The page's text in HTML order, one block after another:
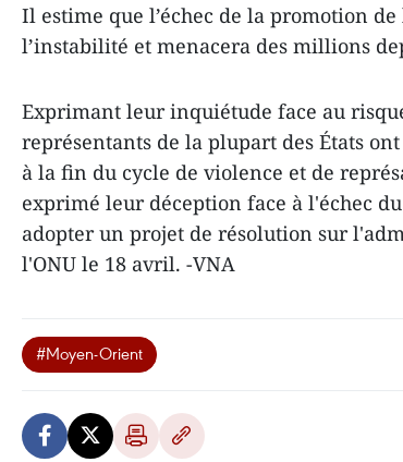
Il estime que l’échec de la promotion
l’instabilité et menacera des millions
Exprimant leur inquiétude face au
représentants de la plupart des États
à la fin du cycle de violence et de
exprimé leur déception face à l'échec
adopter un projet de résolution sur
l'ONU le 18 avril. -VNA
#Moyen-Orient